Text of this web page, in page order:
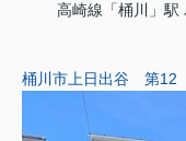
高崎線「桶川」駅
桶川市上日出谷 第